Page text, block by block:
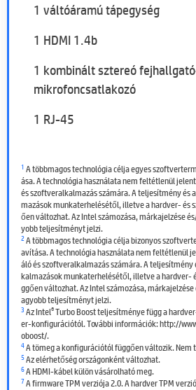
1 váltóáramú tápegység
1 HDMI 1.4b
1 kombinált sztereó
mikrofoncsatlakozó
1 RJ-45
1 A többmagos technológia célja egyes
ása. A technológia használata nem feltétlenül
és szoftveralkalmazás számára. A teljesítmény és
mazások munkaterhelésétől, illetve a hardver- és
ően változhat. Az Intel számozása, márkajelzése
yobb teljesítményt jelzi.
2A többmagos technológia célja bizonyos
avítása. A technológia használata nem feltétlenül
áló és szoftveralkalmazás számára. A
kalmazások munkaterhelésétől, illetve a hardver-
ggően változhat. Az Intel számozása,
agyobb teljesítményt jelzi.
3 Az Intel®Turbo Boost teljesítménye függ a
er-konfigurációtól. További információk: http://
oboost/.
4A tömeg a konfigurációtól függően változik. Nem
5Az elérhetőség országonként változhat.
6A HDMI-kábel külön vásárolható meg.
7A firmware TPM verziója 2.0. A hardver TPM